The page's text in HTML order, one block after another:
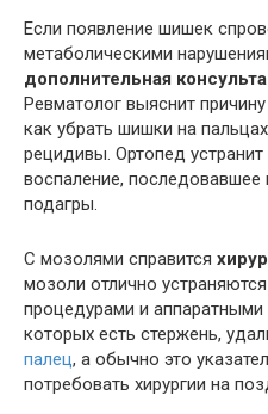
Если появление шишек
метаболическими
дополнительная
Ревматолог выяснит
как убрать шишки на
рецидивы. Ортопед
воспаление, последовавшее
подагры.
С мозолями справится
мозоли отлично
процедурами и
которых есть стержень,
палец, а обычно это
потребовать хирургии на